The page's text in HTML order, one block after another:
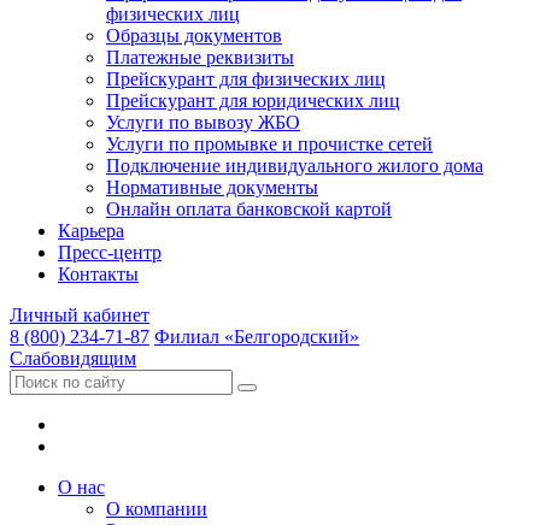
физических лиц
Образцы документов
Платежные реквизиты
Прейскурант для физических лиц
Прейскурант для юридических лиц
Услуги по вывозу ЖБО
Услуги по промывке и прочистке сетей
Подключение индивидуального жилого дома
Нормативные документы
Онлайн оплата банковской картой
Карьера
Пресс-центр
Контакты
Личный кабинет
8 (800) 234-71-87 Филиал «Белгородский»
Слабовидящим
О нас
О компании